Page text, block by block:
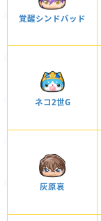
覚醒シンドバッド
ネコ2世G
灰原哀